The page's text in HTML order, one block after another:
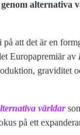
alternativa
att det är en
Europapremiär av
graviditet
världar
på ett